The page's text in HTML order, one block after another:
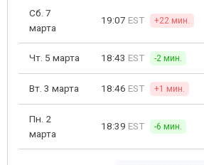
Сб. 7
марта
19:07 EST +22 мин.
Чт. 5 марта 18:43 EST -2 мин.
Вт. 3 марта 18:46 EST +1 мин.
Пн. 2
марта
18:39 EST -6 мин.